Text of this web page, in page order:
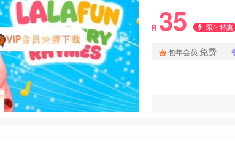
R 35 限时特惠
包年会员 免费